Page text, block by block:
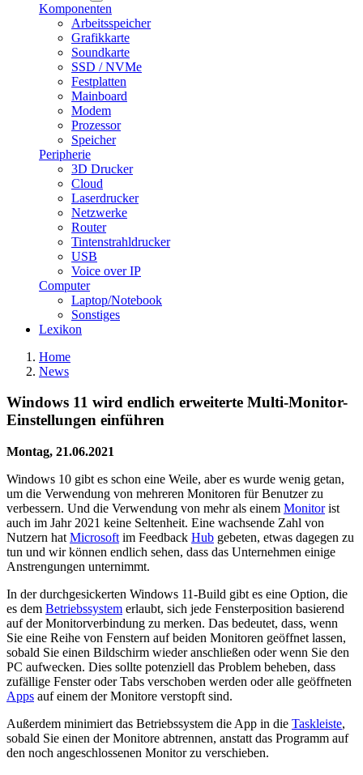
Komponenten
Arbeitsspeicher
Grafikkarte
Soundkarte
SSD / NVMe
Festplatten
Mainboard
Modem
Prozessor
Speicher
Peripherie
3D Drucker
Cloud
Laserdrucker
Netzwerke
Router
Tintenstrahldrucker
USB
Voice over IP
Computer
Laptop/Notebook
Sonstiges
Lexikon
Home
News
Windows 11 wird endlich erweiterte Multi-Monitor-
Einstellungen einführen
Montag, 21.06.2021
Windows 10 gibt es schon eine Weile, aber es wurde wenig getan,
um die Verwendung von mehreren Monitoren für Benutzer zu
verbessern. Und die Verwendung von mehr als einem Monitorist
auch im Jahr 2021 keine Seltenheit. Eine wachsende Zahl von
Nutzern hat Microsoft im Feedback Hub gebeten, etwas dagegen zu
tun und wir können endlich sehen, dass das Unternehmen einige
Anstrengungen unternimmt.
In der durchgesickerten Windows 11-Build gibt es eine Option, die
es dem Betriebssystem erlaubt, sich jede Fensterposition basierend
auf der Monitorverbindung zu merken. Das bedeutet, dass, wenn
Sie eine Reihe von Fenstern auf beiden Monitoren geöffnet lassen,
sobald Sie einen Bildschirm wieder anschließen oder wenn Sie den
PC aufwecken. Dies sollte potenziell das Problem beheben, dass
zufällige Fenster oder Tabs verschoben werden oder alle geöffneten
Apps auf einem der Monitore verstopft sind.
Außerdem minimiert das Betriebssystem die App in die Taskleiste,
sobald Sie einen der Monitore abtrennen, anstatt das Programm auf
den noch angeschlossenen Monitor zu verschieben.